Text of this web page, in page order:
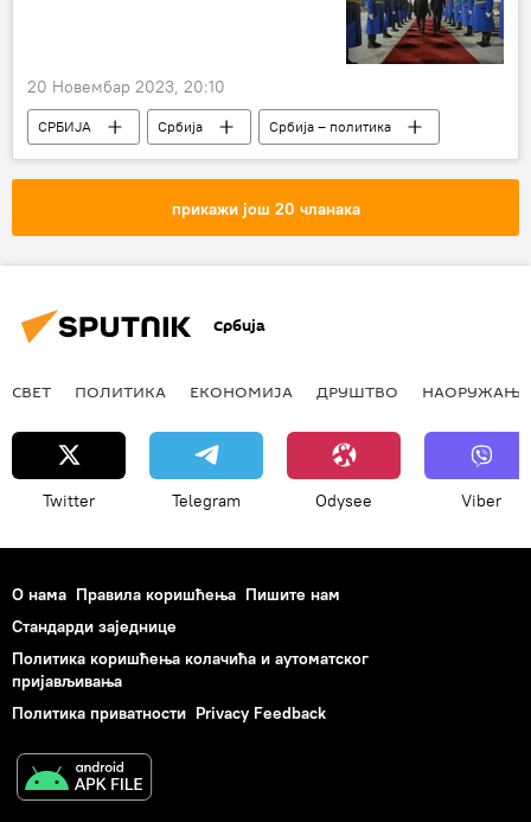
20 Новембар 2023, 20:10
СРБИЈА Србија
Србија – политика
Јенс Столтенберг
прикажи још 20 чланака
Србија
СВЕТ ПОЛИТИКА ЕКОНОМИЈА ДРУШТВО НАОРУЖАЊЕ
Twitter Telegram Odysee Viber
О нама Правила коришћења Пишите нам
Стандарди заједнице
Политика коришћења колачића и аутоматског
пријављивања
Политика приватности Privacy Feedback